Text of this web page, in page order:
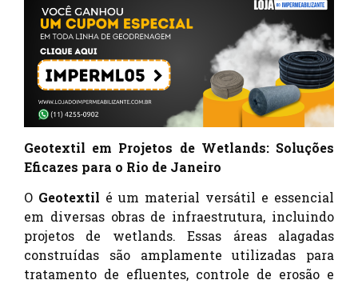
Geotextil em Projetos de Wetlands: Soluções
Eficazes para o Rio de Janeiro
O Geotextil é um material versátil e essencial
em diversas obras de infraestrutura, incluindo
projetos de wetlands. Essas áreas alagadas
construídas são amplamente utilizadas para
tratamento de efluentes, controle de erosão e